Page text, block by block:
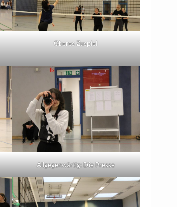
Oberes Zuspiel
Allgegenwärtig: Die Presse